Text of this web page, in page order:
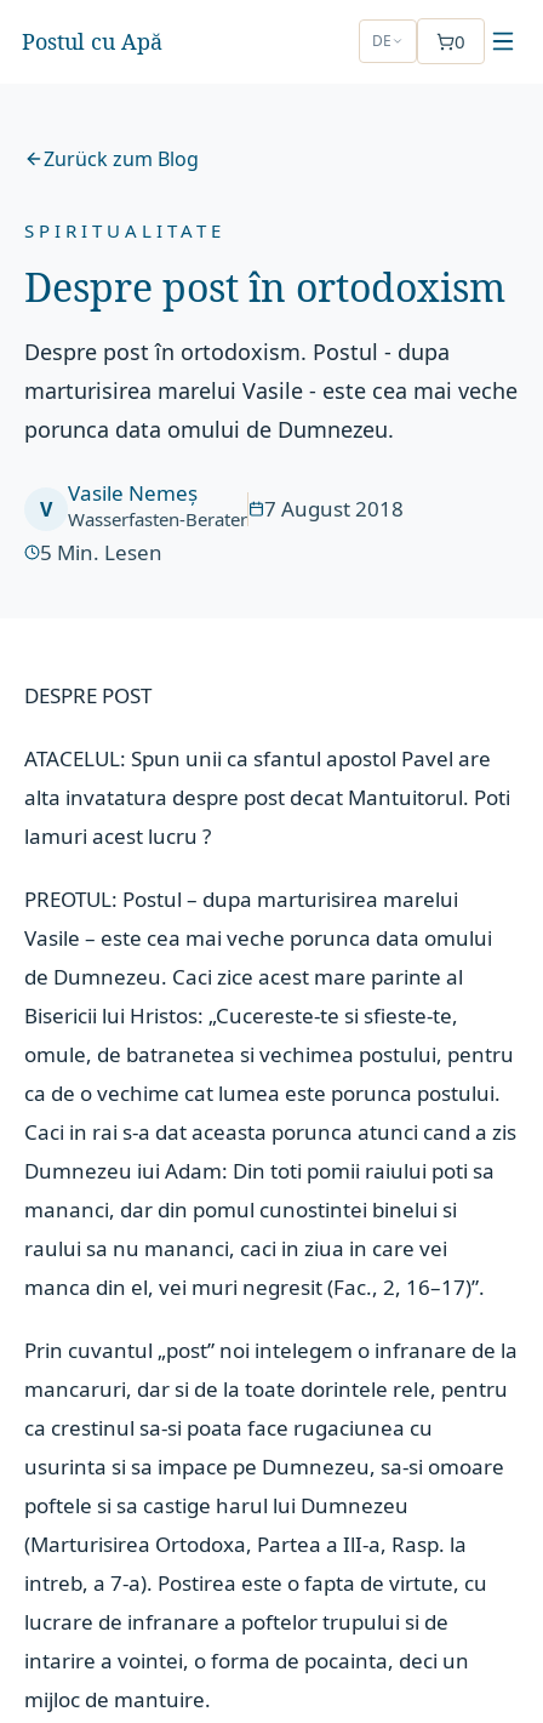
Postul cu Apă DE 0
Zurück zum Blog
SPIRITUALITATE
Despre post în ortodoxism
Despre post în ortodoxism. Postul - dupa
marturisirea marelui Vasile - este cea mai veche
porunca data omului de Dumnezeu.
V
Vasile Nemeș
Wasserfasten-Berater
7 August 2018
5 Min. Lesen
DESPRE POST
ATACELUL: Spun unii ca sfantul apostol Pavel are
alta invatatura despre post decat Mantuitorul. Poti
lamuri acest lucru ?
PREOTUL: Postul – dupa marturisirea marelui
Vasile – este cea mai veche porunca data omului
de Dumnezeu. Caci zice acest mare parinte al
Bisericii lui Hristos: „Cucereste-te si sfieste-te,
omule, de batranetea si vechimea postului, pentru
ca de o vechime cat lumea este porunca postului.
Caci in rai s-a dat aceasta porunca atunci cand a zis
Dumnezeu iui Adam: Din toti pomii raiului poti sa
mananci, dar din pomul cunostintei binelui si
raului sa nu mananci, caci in ziua in care vei
manca din el, vei muri negresit (Fac., 2, 16–17)”.
Prin cuvantul „post” noi intelegem o infranare de la
mancaruri, dar si de la toate dorintele rele, pentru
ca crestinul sa-si poata face rugaciunea cu
usurinta si sa impace pe Dumnezeu, sa-si omoare
poftele si sa castige harul lui Dumnezeu
(Marturisirea Ortodoxa, Partea a IlI-a, Rasp. la
intreb, a 7-a). Postirea este o fapta de virtute, cu
lucrare de infranare a poftelor trupului si de
intarire a vointei, o forma de pocainta, deci un
mijloc de mantuire.